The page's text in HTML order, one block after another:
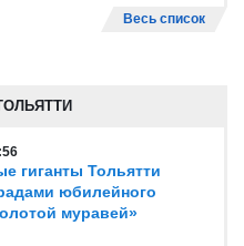
Весь список
гиганты Тольятти
юбилейного
муравей»